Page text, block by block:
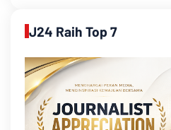
J24 Raih Top 7